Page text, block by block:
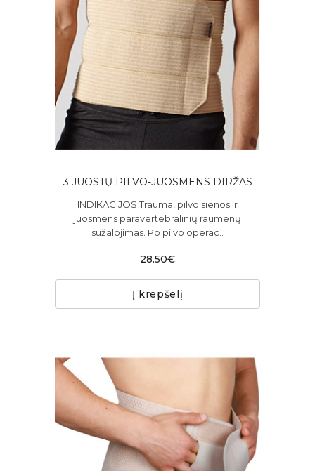
3 JUOSTŲ PILVO-JUOSMENS DIRŽAS
INDIKACIJOS Trauma, pilvo sienos ir
juosmens paravertebralinių raumenų
sužalojimas. Po pilvo operac..
28.50€
Į krepšelį